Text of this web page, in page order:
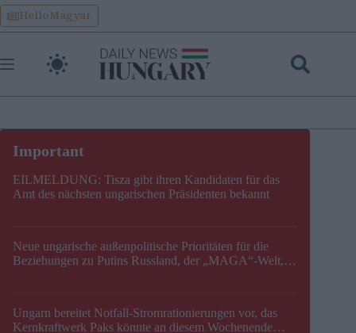
Skip
to
content
HelloMagyar
EILMELDUNG: Tisza gibt ihren Kandidaten für das
Amt des nächsten ungarischen Präsidenten bekannt
Neue ungarische außenpolitische Prioritäten für die
Beziehungen zu Putins Russland, der „MAGA“-Welt,
Ungarn bereitet Notfall-Stromrationierungen vor, das
Kernkraftwerk Paks könnte an diesem Wochenende